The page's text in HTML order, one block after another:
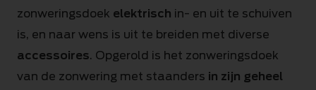
zonweringsdoek elektrisch in- en uit te schuiven
is, en naar wens is uit te breiden met diverse
accessoires. Opgerold is het zonweringsdoek
van de zonwering met staanders in zijn geheel